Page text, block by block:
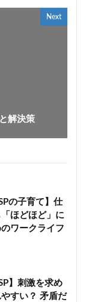
Next
解決策
の子育て】仕
ほどほど」に
ワークライフ
】刺激を求め
すい？ 矛盾だ